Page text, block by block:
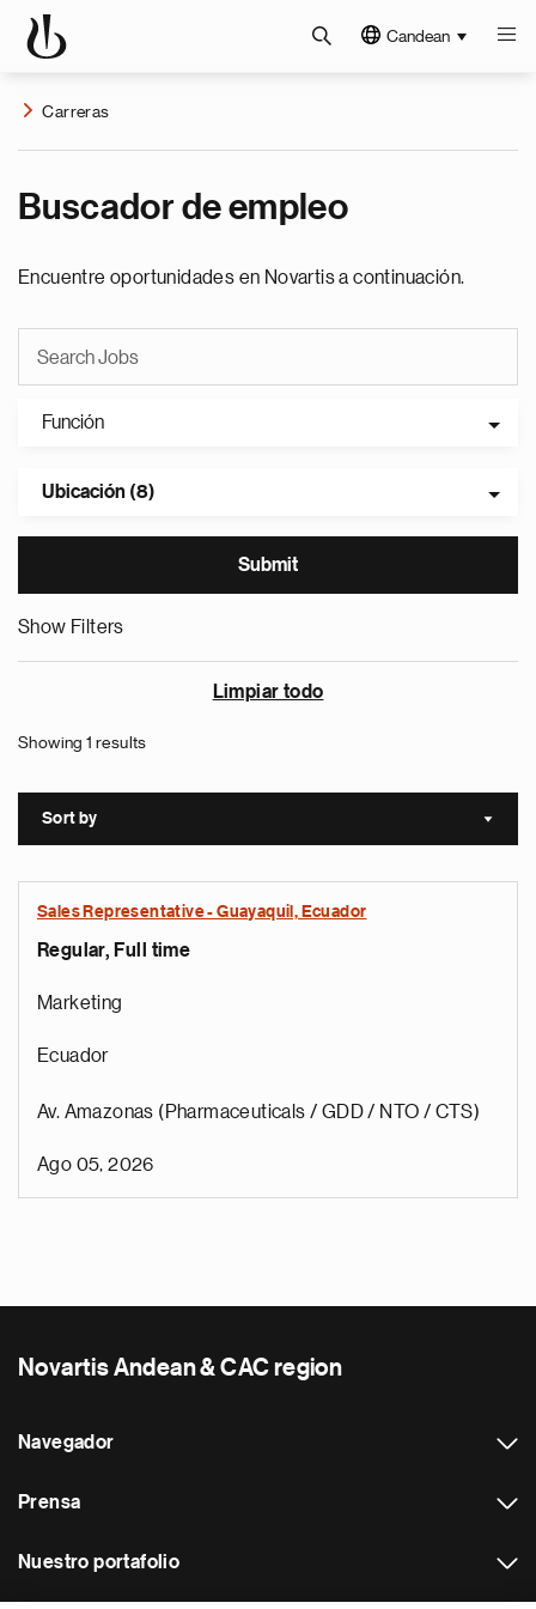
Candean
Carreras
Buscador de empleo
Encuentre oportunidades en Novartis a continuación.
Función
Ubicación (8)
Show Filters
Limpiar todo
Showing 1 results
Sort by Sort
Sales Representative - Guayaquil, Ecuador
Regular, Full time
Marketing
Ecuador
Av. Amazonas (Pharmaceuticals / GDD / NTO / CTS)
Ago 05, 2026
Novartis Andean & CAC region
Navegador
Prensa
Nuestro portafolio